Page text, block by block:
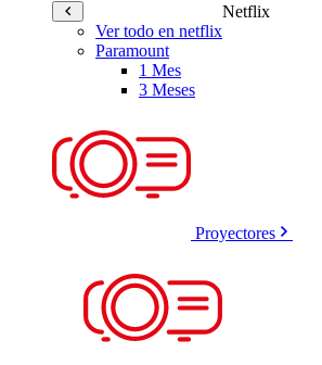
Netflix
Ver todo en netflix
Paramount
1 Mes
3 Meses
Proyectores